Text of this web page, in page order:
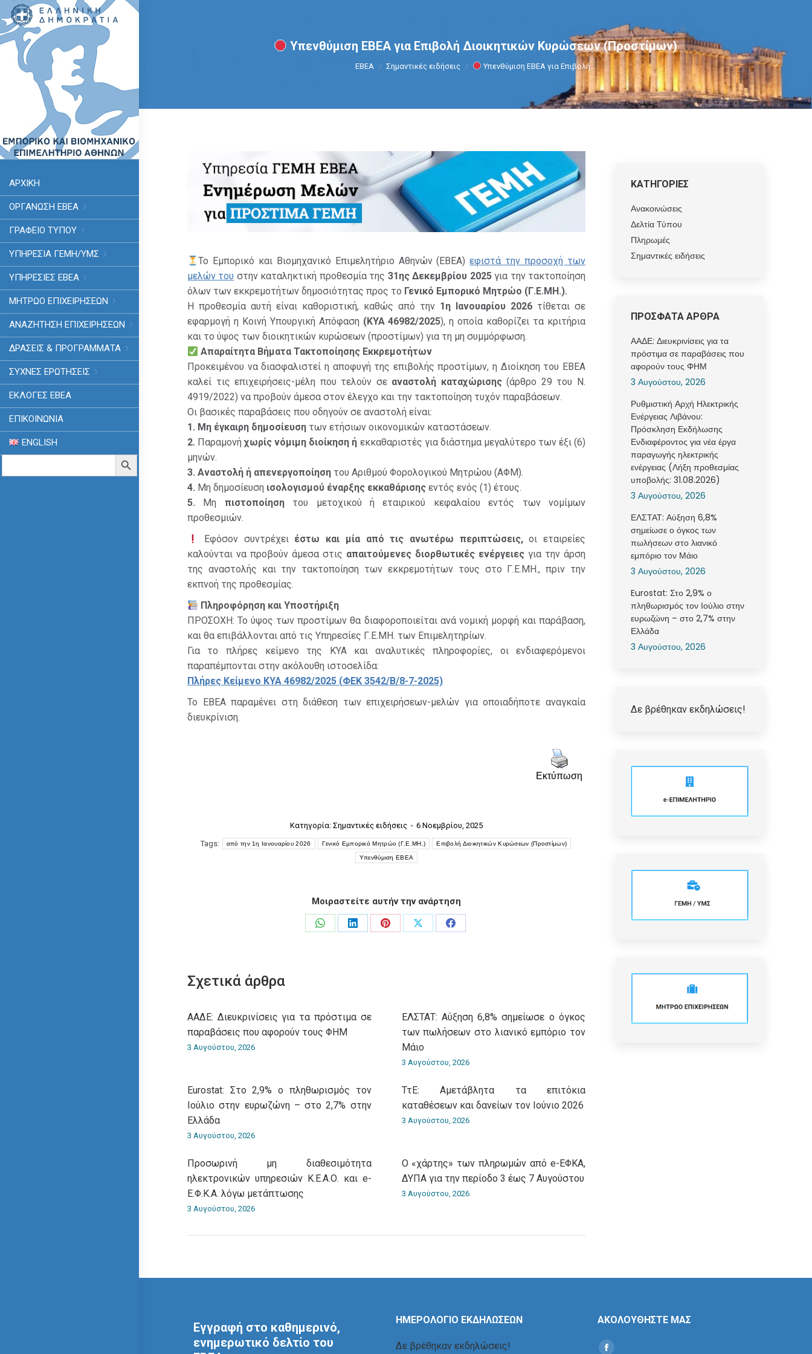
ΑΡΧΙΚΗ
ΟΡΓΑΝΩΣΗ ΕΒΕΑ
ΓΡΑΦΕΙΟ ΤΥΠΟΥ
ΥΠΗΡΕΣΊΑ ΓΕΜΗ/ΥΜΣ
ΥΠΗΡΕΣΙΕΣ ΕΒΕΑ
ΜΗΤΡΩΟ ΕΠΙΧΕΙΡΗΣΕΩΝ
ΑΝΑΖΗΤΗΣΗ ΕΠΙΧΕΙΡΗΣΕΩΝ
ΔΡΑΣΕΙΣ & ΠΡΟΓΡΑΜΜΑΤΑ
ΣΥΧΝΕΣ ΕΡΩΤΗΣΕΙΣ
ΕΚΛΟΓΈΣ ΕΒΕΑ
ΕΠΙΚΟΙΝΩΝΙΑ
ENGLISH
Search
Search Button
Υπενθύμιση ΕΒΕΑ για Επιβολή Διοικητικών Κυρώσεων (Προστίμων)
You are here:
ΕΒΕΑ Σημαντικές ειδήσεις Υπενθύμιση ΕΒΕΑ για Επιβολή…
Το Εμπορικό και Βιομηχανικό Επιμελητήριο Αθηνών (ΕΒΕΑ)εφιστά την προσοχή των
μελών του στην καταληκτική προθεσμία της 31 ης Δεκεμβρίου 2025 για την τακτοποίηση
όλων των εκκρεμοτήτων δημοσιότητας προς το Γενικό Εμπορικό Μητρώο (Γ. Ε. ΜΗ .).
Η προθεσμία αυτή είναι καθοριστική, καθώς από την 1 η Ιανουαρίου 2026 τίθεται σε
εφαρμογή η Κοινή Υπουργική Απόφαση (ΚΥΑ46982/2025), η οποία καθορίζει τα κριτήρια
και το ύψος των διοικητικών κυρώσεων (προστίμων) για τη μη συμμόρφωση.
Απαραίτητα Βήματα Τακτοποίησης Εκκρεμοτήτων
Προκειμένου να διασφαλιστεί η αποφυγή της επιβολής προστίμων, η Διοίκηση του ΕΒΕΑ
καλεί τις επιχειρήσεις-μέλη που τελούν σε αναστολή καταχώρισης(άρθρο 29 του Ν.
4919/2022) να προβούν άμεσα στον έλεγχο και την τακτοποίηση τυχόν παραβάσεων.
Οι βασικές παραβάσεις που οδηγούν σε αναστολή είναι:
1. Μη έγκαιρη δημοσίευση των ετήσιων οικονομικών καταστάσεων.
2. Παραμονήχωρίς νόμιμη διοίκηση ή εκκαθαριστές για διάστημα μεγαλύτερο των έξι (6)
μηνών.
3. Αναστολή ή απενεργοποίηση του Αριθμού Φορολογικού Μητρώου (ΑΦΜ).
4. Μη δημοσίευση ισολογισμού έναρξης εκκαθάρισης εντός ενός (1) έτους.
5.
Μη πιστοποίησητου μετοχικού ή εταιρικού κεφαλαίου εντός των νομίμων
προθεσμιών.
Εφόσον συντρέχει έστω και μία από τις ανωτέρω περιπτώσεις,οι εταιρείες
καλούνται να προβούν άμεσα στις απαιτούμενες διορθωτικές ενέργειες για την άρση
της αναστολής και την τακτοποίηση των εκκρεμοτήτων τους στο Γ.Ε.ΜΗ., πριν την
εκπνοή της προθεσμίας.
Πληροφόρηση και Υποστήριξη
ΠΡΟΣΟΧΗ: Το ύψος των προστίμων θα διαφοροποιείται ανά νομική μορφή και παράβαση,
και θα επιβάλλονται από τις Υπηρεσίες Γ.Ε.ΜΗ. των Επιμελητηρίων.
Για το πλήρες κείμενο της ΚΥΑ και αναλυτικές πληροφορίες, οι ενδιαφερόμενοι
παραπέμπονται στην ακόλουθη ιστοσελίδα:
Πλήρες Κείμενο ΚΥΑ 46982/2025 (ΦΕΚ 3542/Β/8-7-2025)
Το ΕΒΕΑ παραμένει στη διάθεση των επιχειρήσεων-μελών για οποιαδήποτε αναγκαία
διευκρίνιση.
Εκτύπωση
Κατηγορία: Σημαντικές ειδήσεις
6 Νοεμβρίου, 2025
Tags:
από την 1η Ιανουαρίου 2026 Γενικό Εμπορικό Μητρώο (Γ.Ε.ΜΗ.) Επιβολή Διοικητικών Κυρώσεων (Προστίμων)
Υπενθύμιση ΕΒΕΑ
Μοιραστείτε αυτήν την ανάρτηση
Share
Share
Share
Share
Share
Σχετικά άρθρα
ΑΑΔΕ: Διευκρινίσεις για τα πρόστιμα σε
παραβάσεις που αφορούν τους ΦΗΜ
3 Αυγούστου, 2026
ΕΛΣΤΑΤ: Αύξηση 6,8% σημείωσε ο όγκος
των πωλήσεων στο λιανικό εμπόριο τον
Μάιο
3 Αυγούστου, 2026
Eurostat: Στο 2,9% ο πληθωρισμός τον
Ιούλιο στην ευρωζώνη – στο 2,7% στην
Ελλάδα
3 Αυγούστου, 2026
ΤτΕ: Αμετάβλητα τα επιτόκια
καταθέσεων και δανείων τον Ιούνιο 2026
3 Αυγούστου, 2026
Προσωρινή μη διαθεσιμότητα
ηλεκτρονικών υπηρεσιών Κ.Ε.Α.Ο. και e-
Ε.Φ.Κ.Α. λόγω μετάπτωσης
3 Αυγούστου, 2026
Ο «χάρτης» των πληρωμών από e-ΕΦΚΑ,
ΔΥΠΑ για την περίοδο 3 έως 7 Αυγούστου
3 Αυγούστου, 2026
ΚΑΤΗΓΟΡΙΕΣ
Ανακοινώσεις
Δελτία Τύπου
Πληρωμές
Σημαντικές ειδήσεις
ΠΡΟΣΦΑΤΑ ΑΡΘΡΑ
ΑΑΔΕ: Διευκρινίσεις για τα
πρόστιμα σε παραβάσεις που
αφορούν τους ΦΗΜ
3 Αυγούστου, 2026
Ρυθμιστική Αρχή Ηλεκτρικής
Ενέργειας Λιβάνου:
Πρόσκληση Εκδήλωσης
Ενδιαφέροντος για νέα έργα
παραγωγής ηλεκτρικής
ενέργειας (Λήξη προθεσμίας
υποβολής: 31.08.2026)
3 Αυγούστου, 2026
ΕΛΣΤΑΤ: Αύξηση 6,8%
σημείωσε ο όγκος των
πωλήσεων στο λιανικό
εμπόριο τον Μάιο
3 Αυγούστου, 2026
Eurostat: Στο 2,9% ο
πληθωρισμός τον Ιούλιο στην
ευρωζώνη – στο 2,7% στην
Ελλάδα
3 Αυγούστου, 2026
Δε βρέθηκαν εκδηλώσεις!
Εγγραφή στο καθημερινό,
ενημερωτικό δελτίο του
ΗΜΕΡΟΛΟΓΙΟ ΕΚΔΗΛΩΣΕΩΝ
Δε βρέθηκαν εκδηλώσεις!
ΑΚΟΛΟΥΘΗΣΤΕ ΜΑΣ
Find us on: